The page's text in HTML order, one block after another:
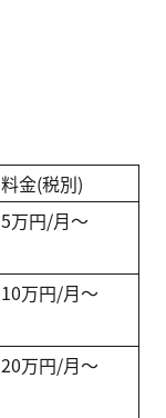
料金(税別)
5万円/月〜
10万円/月〜
20万円/月〜